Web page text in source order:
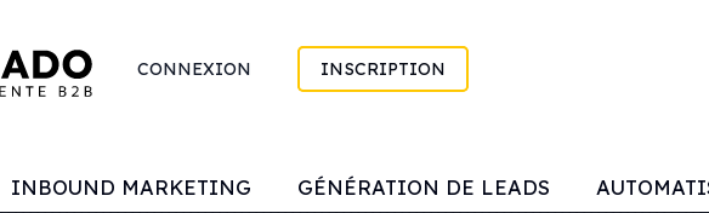
CONNEXION INSCRIPTION
INBOUND MARKETING GÉNÉRATION DE LEADS